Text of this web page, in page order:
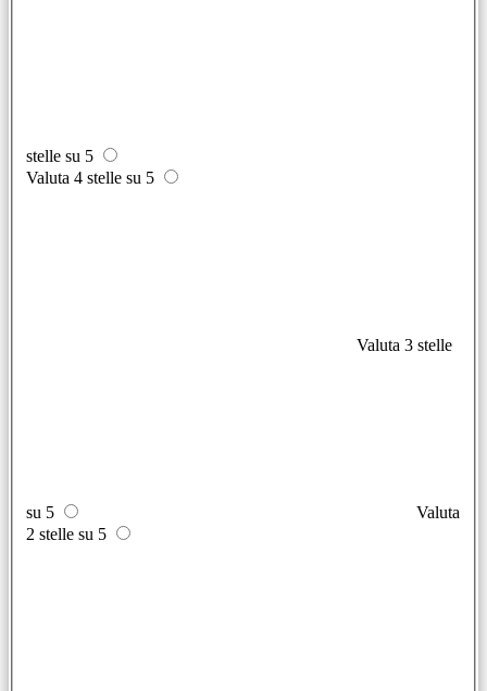
stelle su 5
Valuta 4 stelle su 5
Valuta 3 stelle
su 5
Valuta
2 stelle su 5